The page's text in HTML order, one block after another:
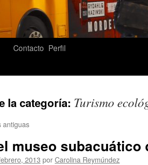
Contacto Perfil
la categoría: Turismo
antiguas
museo subacuático
2013 porCarolina Reymúndez